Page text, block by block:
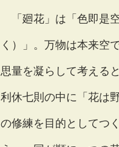
「廻花」は「色即是
く）」。万物は本来空
思量を凝らして考える
利休七則の中に「花は
の修練を目的としてつ